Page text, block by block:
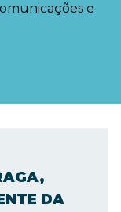
e
DA